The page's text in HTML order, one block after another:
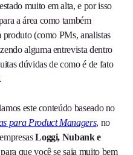
muito em alta, e por isso
a área como também
(como PMs, analistas
alguma entrevista dentro
dúvidas de como é de fato
.
este conteúdo baseado no
para Product Managers, no
Loggi, Nubank e
que você se saia muito bem